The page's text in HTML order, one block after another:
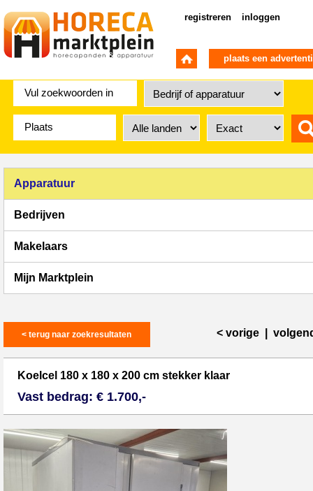
registreren inloggen
plaats een
Apparatuur
Bedrijven
Makelaars
Mijn Marktplein
< terug naar zoekresultaten < vorige
Koelcel 180 x 180 x 200 cm stekker klaar
Vast bedrag: € 1.700,-